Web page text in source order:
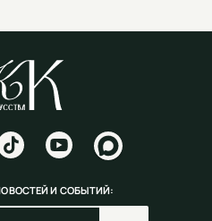
И СОБЫТИЙ: